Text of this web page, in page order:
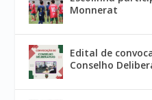
Monnerat
Edital de
Conselho